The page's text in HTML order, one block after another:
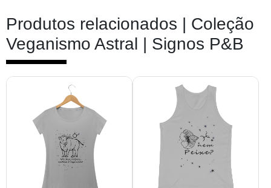
Produtos relacionados | Coleção
Veganismo Astral | Signos P&B